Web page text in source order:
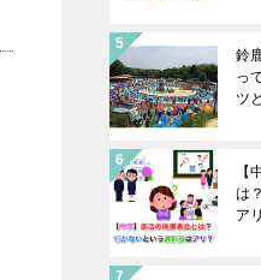
鈴
っ
ツ
【
は
ア